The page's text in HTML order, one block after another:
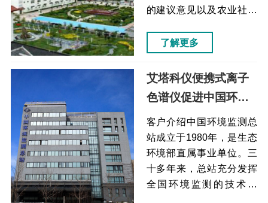
解，一次可以处理1-24个
所...
的建议意见以及农业社会
设和乡村集体经济组织、
合作经济组织建设。凉山
彝族自治州美姑县痛点解
决方案效果虽然石墨炉原
子吸收法能够检测微量和
痕量组分，干扰严重且成
本较高使用原子荧光光谱
仪代替成本低，性价比
高，仪器结构简单、分析
灵敏度高、气相干扰少、
了解更多
艾塔科仪便携式离子
色谱仪促进中国环监
站应急监测工作展开
（便携式离子色谱
仪）
客户介绍中国环境监测总
站成立于1980年，是生态
环境部直属事业单位。三
十多年来，总站充分发挥
全国环境监测的技术中